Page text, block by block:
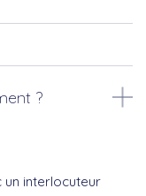
?
un interlocuteur